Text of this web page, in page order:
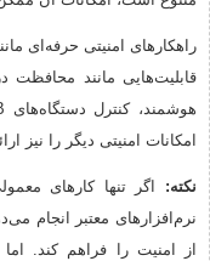
قابلیت‌هایی مانند محافظت
امکانات امنیتی دیگر را نیز
نکته: اگر تنها کارهای
از امنیت را فراهم کند.